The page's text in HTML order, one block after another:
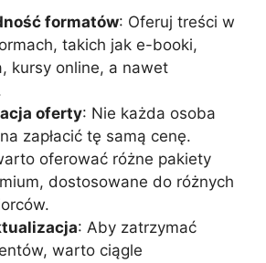
formatów: Oferuj treści w
takich jak e-booki,
kursy online, a nawet
oferty: Nie każda osoba
zapłacić tę samą cenę.
oferować różne pakiety
dostosowane do różnych
: Aby zatrzymać
warto ciągle